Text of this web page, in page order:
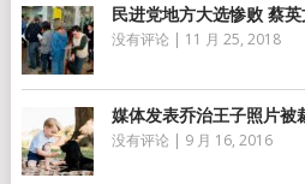
民进党地方大选惨败 蔡
没有评论 | 11 月 25, 2018
媒体发表乔治王子照片被
没有评论 | 9 月 16, 2016